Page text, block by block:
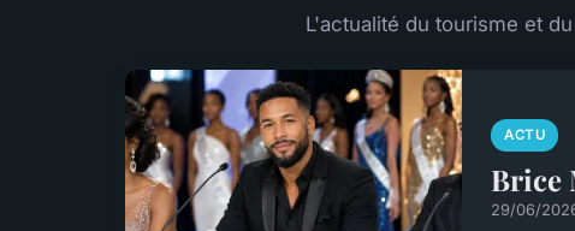
L'actualité du tourisme et
ACTU
Brice
29/06/